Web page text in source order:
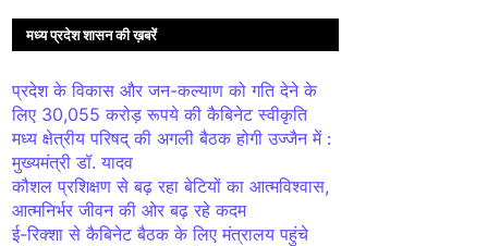
मध्य प्रदेश शासन की ख़बरें
प्रदेश के विकास और जन-कल्याण को गति देने के
लिए 30,055 करोड़ रूपये की कैबिनेट स्वीकृति
मध्य क्षेत्रीय परिषद् की अगली बैठक होगी उज्जैन में :
मुख्यमंत्री डॉ. यादव
कौशल प्रशिक्षण से बढ़ रहा बेटियों का आत्मविश्वास,
आत्मनिर्भर जीवन की ओर बढ़ रहे कदम
ई-रिक्शा से कैबिनेट बैठक के लिए मंत्रालय पहुंचे